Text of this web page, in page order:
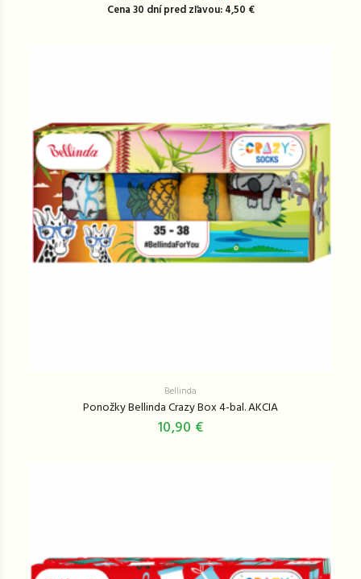
Cena 30 dní pred zľavou: 4,50 €
Bellinda
Ponožky Bellinda Crazy Box 4-bal. AKCIA
10,90 €